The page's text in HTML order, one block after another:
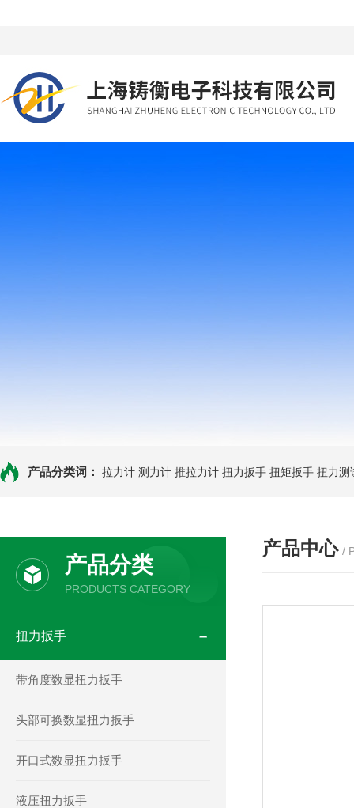
产品分类词： 拉力计 测力计 推拉力计 扭力扳手 扭矩扳手 扭力测
产品分类
PRODUCTS CATEGORY
扭力扳手
带角度数显扭力扳手
头部可换数显扭力扳手
开口式数显扭力扳手
液压扭力扳手
产品中心 /